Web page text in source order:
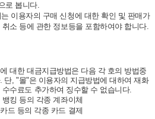
로 봅니다.
이용자의 구매 신청에 대한 확인 및 판매가
소 등에 관한 정보등을 포함하여야 합니다.
대한 대금지급방법은 다음 각 호의 방법중
단, "몰"은 이용자의 지급방법에 대하여 재화
수료도 추가하여 징수할 수 없습니다.
킹 등의 각종 계좌이체
드 등의 각종 카드 결제